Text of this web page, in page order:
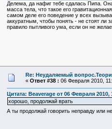
Делема, да нафиг тебе сдалась Пипа.
масса тела, что такое его
самом деле его поведение у всех
аккуратным, чтобы понять - не стоят ли
правило пытливого ума, если он не
Re: Неудаляемый
« Ответ #38 : 06 Февраля 2010,
Цитата: Beaverage от 06 Февраля 2010,
хорошо, продолжай врать
А ты продолжай говорить неправду или